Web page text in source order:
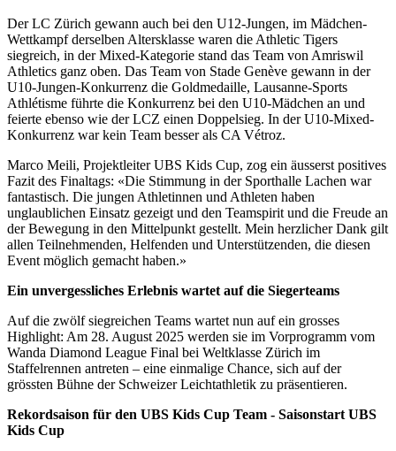
Der LC Zürich gewann auch bei den U12-Jungen, im Mädchen-
Wettkampf derselben Altersklasse waren die Athletic Tigers
siegreich, in der Mixed-Kategorie stand das Team von Amriswil
Athletics ganz oben. Das Team von Stade Genève gewann in der
U10-Jungen-Konkurrenz die Goldmedaille, Lausanne-Sports
Athlétisme führte die Konkurrenz bei den U10-Mädchen an und
feierte ebenso wie der LCZ einen Doppelsieg. In der U10-Mixed-
Konkurrenz war kein Team besser als CA Vétroz.
Marco Meili, Projektleiter UBS Kids Cup, zog ein äusserst positives
Fazit des Finaltags: «Die Stimmung in der Sporthalle Lachen war
fantastisch. Die jungen Athletinnen und Athleten haben
unglaublichen Einsatz gezeigt und den Teamspirit und die Freude an
der Bewegung in den Mittelpunkt gestellt. Mein herzlicher Dank gilt
allen Teilnehmenden, Helfenden und Unterstützenden, die diesen
Event möglich gemacht haben.»
Ein unvergessliches Erlebnis wartet auf die Siegerteams
Auf die zwölf siegreichen Teams wartet nun auf ein grosses
Highlight: Am 28. August 2025 werden sie im Vorprogramm vom
Wanda Diamond League Final bei Weltklasse Zürich im
Staffelrennen antreten – eine einmalige Chance, sich auf der
grössten Bühne der Schweizer Leichtathletik zu präsentieren.
Rekordsaison für den UBS Kids Cup Team - Saisonstart UBS
Kids Cup